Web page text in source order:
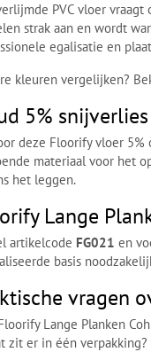
PVC vloer
strak aan en wordt
egalisatie en
kleuren vergelijken?
5%
deze Floorify vloer
materiaal voor het
het leggen.
Lange
artikelcode FG021 en
basis
vragen
Lange Planken
zit er in één verpakking?